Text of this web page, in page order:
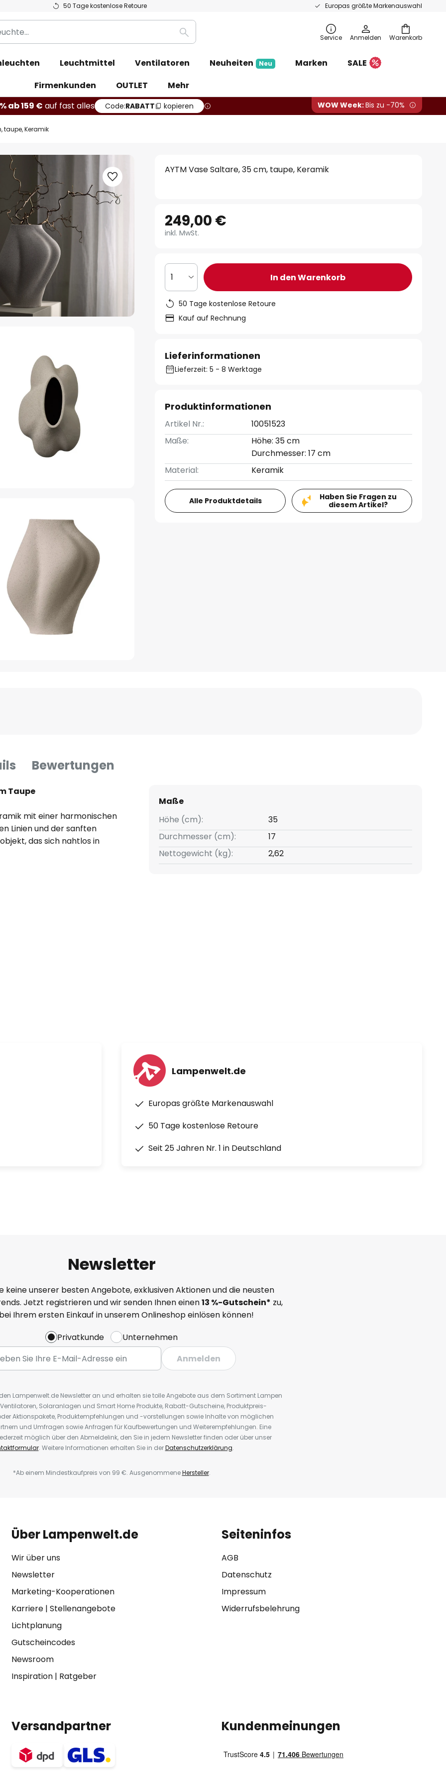
50 Tage kostenlose Retoure Europas größte Markenauswahl
Warenkorb
Suche Service Anmelden
Leuchtmittel Ventilatoren Neuheiten Neu Marken
SALE
Firmenkunden
OUTLET
Mehr
ab 159 € auf fast alles Code:RABATT kopieren WOW Week:Bis zu -70%
taupe, Keramik
AYTM Vase Saltare, 35 cm, taupe, Keramik
249,00 €
inkl. MwSt.
1 In den Warenkorb
50 Tage kostenlose Retoure
Kauf auf Rechnung
Lieferinformationen
Lieferzeit: 5 - 8 Werktage
Produktinformationen
Artikel Nr.:
10051523
Maße:
Höhe: 35 cm
Durchmesser: 17 cm
Material:
Keramik
Alle Produktdetails
Haben Sie Fragen zu
diesem Artikel?
Bewertungen
Taupe
mit einer harmonischen
Linien und der sanften
das sich nahtlos in
Maße
Höhe (cm):
35
Durchmesser (cm):
17
Nettogewicht (kg):
2,62
Lampenwelt.de
Europas größte Markenauswahl
50 Tage kostenlose Retoure
Seit 25 Jahren Nr. 1 in Deutschland
Newsletter
keine unserer besten Angebote, exklusiven Aktionen und die neusten
Jetzt registrieren und wir senden Ihnen einen13 %-Gutschein* zu,
Ihrem ersten Einkauf in unserem Onlineshop einlösen können!
Privatkunde
Unternehmen
Anmelden
Lampenwelt.de Newsletter an und erhalten sie tolle Angebote aus dem Sortiment Lampen
Solaranlagen und Smart Home Produkte, Rabatt-Gutscheine, Produktpreis-
Aktionspakete, Produktempfehlungen und -vorstellungen sowie Inhalte von möglichen
und Umfragen sowie Anfragen für Kaufbewertungen und Weiterempfehlungen. Eine
möglich über den Abmeldelink, den Sie in jedem Newsletter finden oder über unser
. Weitere Informationen erhalten Sie in derDatenschutzerklärung.
*Ab einem Mindestkaufpreis von 99 €. AusgenommeneHersteller.
Über Lampenwelt.de
Wir über uns
Newsletter
Marketing-Kooperationen
Karriere| Stellenangebote
Lichtplanung
Gutscheincodes
Newsroom
Inspiration| Ratgeber
Seiteninfos
AGB
Datenschutz
Impressum
Widerrufsbelehrung
Versandpartner Kundenmeinungen